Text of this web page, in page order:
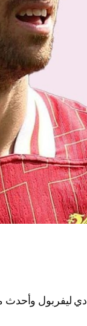
ليفربول